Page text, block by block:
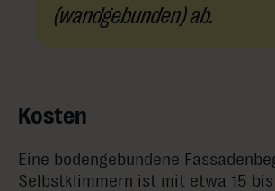
(wandgebunden) ab.
Kosten
Eine bodengebundene
Selbstklimmern ist mit etwa 15